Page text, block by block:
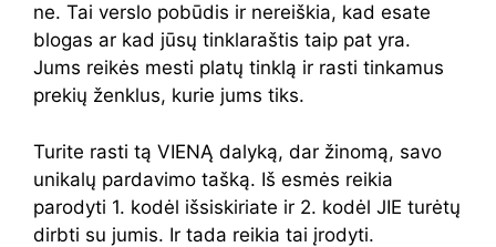
ne. Tai verslo pobūdis ir nereiškia, kad esate
blogas ar kad jūsų tinklaraštis taip pat yra.
Jums reikės mesti platų tinklą ir rasti tinkamus
prekių ženklus, kurie jums tiks.
Turite rasti tą VIENĄ dalyką, dar žinomą, savo
unikalų pardavimo tašką. Iš esmės reikia
parodyti 1. kodėl išsiskiriate ir 2. kodėl JIE turėtų
dirbti su jumis. Ir tada reikia tai įrodyti.